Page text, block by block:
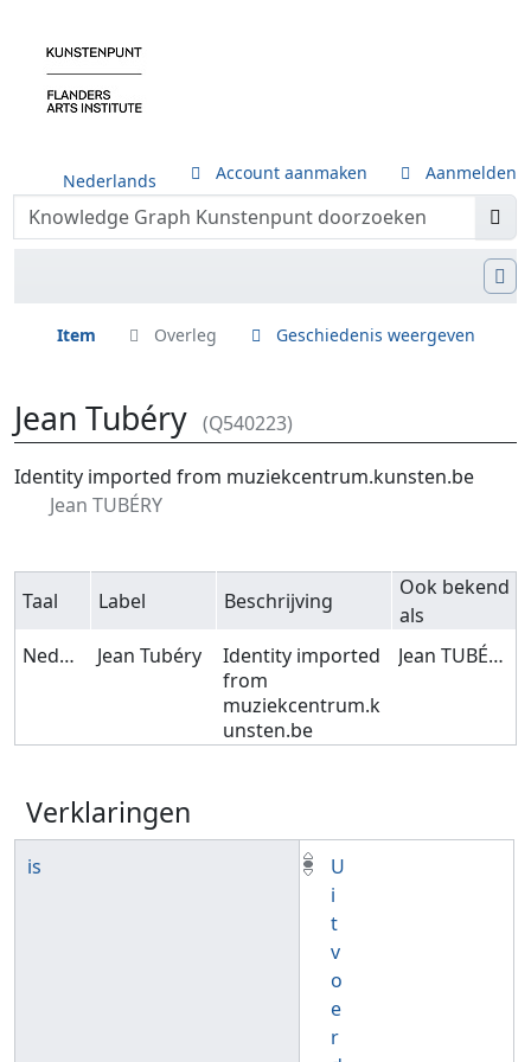
Nederlands Account aanmaken Aanmelden
Item Overleg Geschiedenis weergeven
Jean Tubéry (Q540223)
Ga naar: navigatie ,zoeken
Identity imported from muziekcentrum.kunsten.be
Jean TUBÉRY
Taal Label Beschrijving
Ook bekend
als
Nederlands
Jean Tubéry
Identity imported
from
muziekcentrum.k
unsten.be
Jean TUBÉRY
Verklaringen
is
U
i
t
v
o
e
r